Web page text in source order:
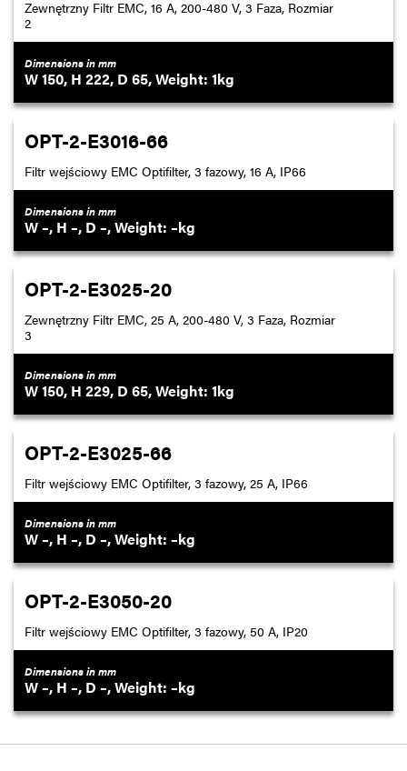
Zewnętrzny Filtr EMC, 16 A, 200-480 V, 3 Faza, Rozmiar
2
Dimensions in mm
150 222 65 1
OPT-2-E3016-66
Filtr wejściowy EMC Optifilter, 3 fazowy, 16 A, IP66
Dimensions in mm
– – – –
OPT-2-E3025-20
Zewnętrzny Filtr EMC, 25 A, 200-480 V, 3 Faza, Rozmiar
3
Dimensions in mm
150 229 65 1
OPT-2-E3025-66
Filtr wejściowy EMC Optifilter, 3 fazowy, 25 A, IP66
Dimensions in mm
– – – –
OPT-2-E3050-20
Filtr wejściowy EMC Optifilter, 3 fazowy, 50 A, IP20
Dimensions in mm
– – – –